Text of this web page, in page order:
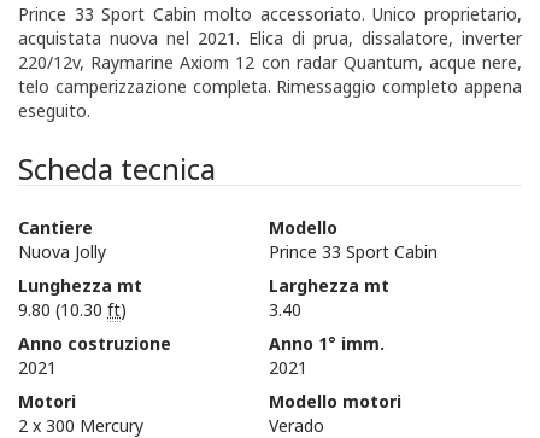
Prince 33 Sport Cabin molto accessoriato. Unico proprietario,
acquistata nuova nel 2021. Elica di prua, dissalatore, inverter
220/12v, Raymarine Axiom 12 con radar Quantum, acque nere,
telo camperizzazione completa. Rimessaggio completo appena
eseguito.
Scheda tecnica
Cantiere
Nuova Jolly
Lunghezza mt
9.80 (10.30 ft)
Anno costruzione
2021
Motori
2 x 300 Mercury
Modello
Prince 33 Sport Cabin
Larghezza mt
3.40
Anno 1° imm.
2021
Modello motori
Verado